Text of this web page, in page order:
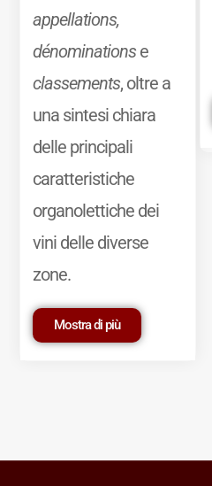
appellations,
dénominationse
classements, oltre a
una sintesi chiara
delle principali
caratteristiche
organolettiche dei
vini delle diverse
zone.
Mostra di più